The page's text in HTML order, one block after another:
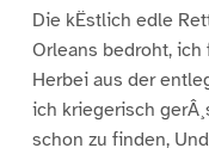
Die kËstlich edle
Orleans bedroht, ich
Herbei aus der
ich kriegerisch
schon zu finden,